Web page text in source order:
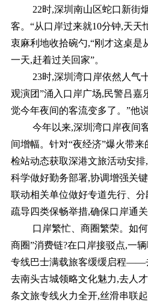
22时,深圳南山区蛇口新街
客。“从口岸过来就10分钟,天天
衷麻利地收拾碗勺,“刚才这桌是
一天,赶着过关回家”。
23时,深圳湾口岸依然人气
观演团”涌入口岸广场,民警吕嘉
觉今年夜间的客流变多了。”他说
今年以来,深圳湾口岸夜间
间增幅。针对“夜经济”爆火带来
检站动态获取深港文旅活动安
科学做好勤务部署,协调增强关
联动相关单位做好专道先行、
疏导四类保畅举措,确保口岸通关
口岸繁忙、商圈繁荣。如
商圈”消费链?在口岸接驳点,一
专线巴士满载旅客缓缓启程——
去南头古城领略文化魅力,去人
条文旅专线火力全开,丝滑串联